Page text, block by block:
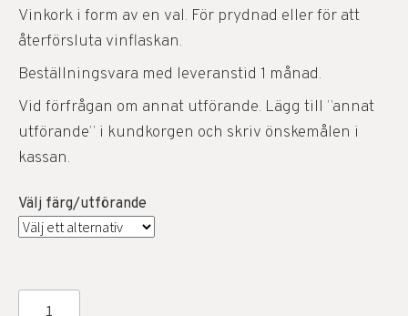
Vinkork i form av en val. För prydnad eller för att
återförsluta vinflaskan.
Beställningsvara med leveranstid 1 månad.
Vid förfrågan om annat utförande. Lägg till ”annat
utförande” i kundkorgen och skriv önskemålen i
kassan.
Välj färg/utförande